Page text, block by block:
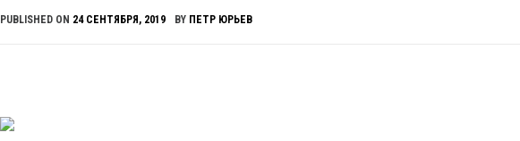
PUBLISHED ON 24 СЕНТЯБРЯ, 2019 BY ПЕТР ЮРЬЕВ